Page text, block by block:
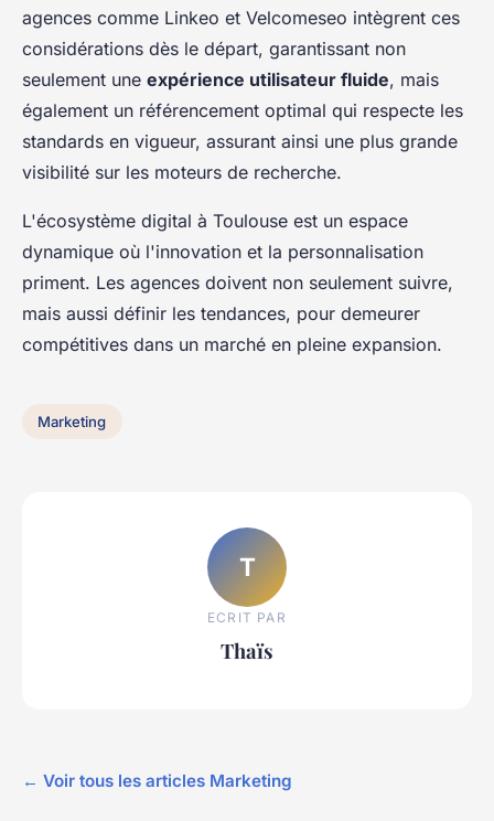
agences comme Linkeo et Velcomeseo intègrent ces
considérations dès le départ, garantissant non
seulement une expérience utilisateur fluide, mais
également un référencement optimal qui respecte les
standards en vigueur, assurant ainsi une plus grande
visibilité sur les moteurs de recherche.
L'écosystème digital à Toulouse est un espace
dynamique où l'innovation et la personnalisation
priment. Les agences doivent non seulement suivre,
mais aussi définir les tendances, pour demeurer
compétitives dans un marché en pleine expansion.
Marketing
T
ECRIT PAR
Thaïs
← Voir tous les articles Marketing